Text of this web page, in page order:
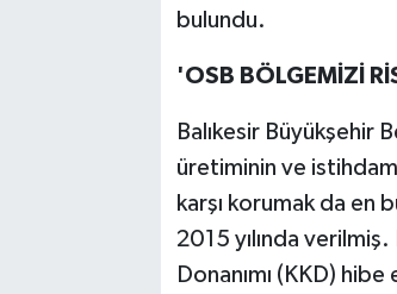
bulundu.
'OSB BÖLGEMİZİ
Balıkesir Büyükşehir
üretiminin ve
karşı korumak da en
2015 yılında
Donanımı (KKD)